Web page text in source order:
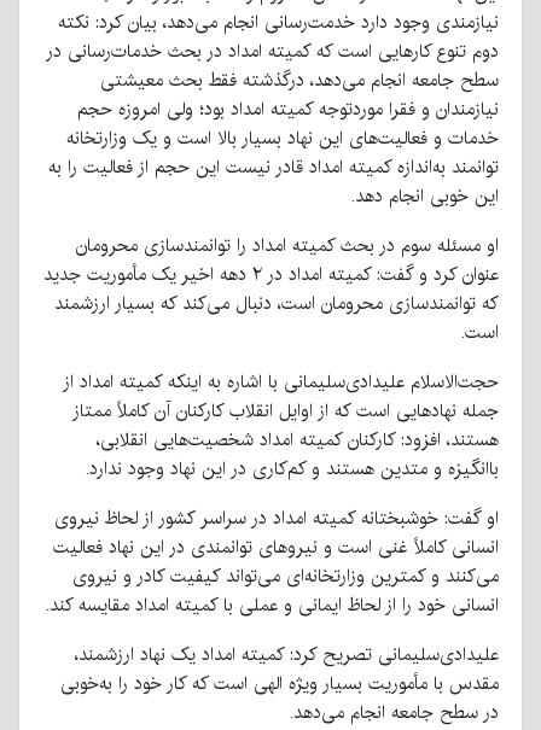
نیازمندی وجود دارد خدمت‌رسانی انجام می‌دهد، بیان کرد: نکته
دوم تنوع کارهایی است که کمیته امداد در بحث خدمات‌رسانی در
سطح جامعه انجام می‌دهد، درگذشته فقط بحث معیشتی
نیازمندان و فقرا موردتوجه کمیته امداد بود؛ ولی امروزه حجم
خدمات و فعالیت‌های این نهاد بسیار بالا است و یک وزارتخانه
توانمند به‌اندازه کمیته امداد قادر نیست این حجم از فعالیت را به
این خوبی انجام دهد.
او مسئله سوم در بحث کمیته امداد را توانمندسازی محرومان
عنوان کرد و گفت: کمیته امداد در ۲ دهه اخیر یک مأموریت جدید
که توانمندسازی محرومان است، دنبال می‌کند که بسیار ارزشمند
است.
حجت‌الاسلام علیدادی‌سلیمانی با اشاره به اینکه کمیته امداد از
جمله نهادهایی است که از اوایل انقلاب کارکنان آن کاملاً ممتاز
هستند، افزود: کارکنان کمیته امداد شخصیت‌هایی انقلابی،
باانگیزه و متدین هستند و کم‌کاری در این نهاد وجود ندارد.
او گفت: خوشبختانه کمیته امداد در سراسر کشور از لحاظ نیروی
انسانی کاملاً غنی است و نیروهای توانمندی در این نهاد فعالیت
می‌کنند و کمترین وزارتخانه‌ای می‌تواند کیفیت کادر و نیروی
انسانی خود را از لحاظ ایمانی و عملی با کمیته امداد مقایسه کند.
علیدادی‌سلیمانی تصریح کرد: کمیته امداد یک نهاد ارزشمند،
مقدس با مأموریت بسیار ویژه الهی است که کار خود را به‌خوبی
در سطح جامعه انجام می‌دهد.